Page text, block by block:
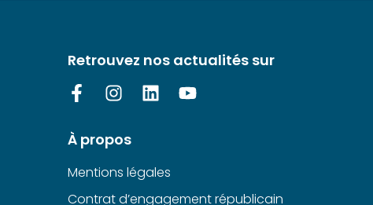
Retrouvez nos actualités sur
À propos
Mentions légales
Contrat d’engagement républicain